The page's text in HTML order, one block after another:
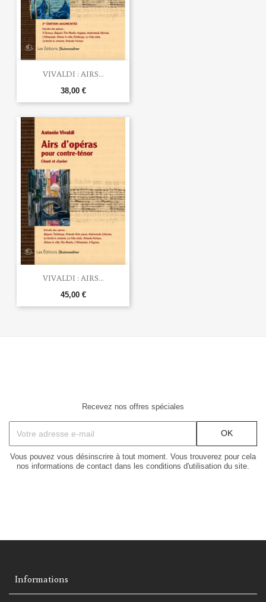
VIVALDI : AIRS...
38,00 €
VIVALDI : AIRS...
45,00 €
Recevez nos offres spéciales
Vous pouvez vous désinscrire à tout moment. Vous trouverez pour cela
nos informations de contact dans les conditions d'utilisation du site.
Informations